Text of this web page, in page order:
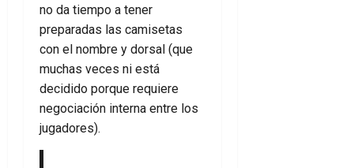
no da tiempo a tener
preparadas las camisetas
con el nombre y dorsal (que
muchas veces ni está
decidido porque requiere
negociación interna entre los
jugadores).